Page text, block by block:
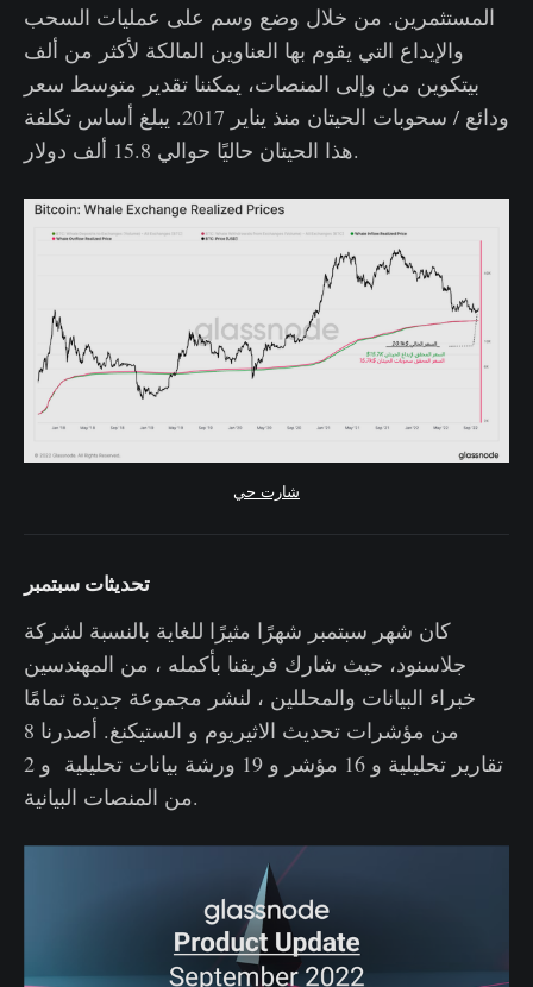
المستثمرين. من خلال وضع وسم على عمليات السحب
والإيداع التي يقوم بها العناوين المالكة لأكثر من ألف
بيتكوين من وإلى المنصات، يمكننا تقدير متوسط ​​سعر
ودائع / سحوبات الحيتان منذ يناير 2017. يبلغ أساس تكلفة
هذا الحيتان حاليًا حوالي 15.8 ألف دولار.
شارت حي
تحديثات سبتمبر
كان شهر سبتمبر شهرًا مثيرًا للغاية بالنسبة لشركة
جلاسنود، حيث شارك فريقنا بأكمله ، من المهندسين
خبراء البيانات والمحللين ، لنشر مجموعة جديدة تمامًا
من مؤشرات تحديث الاثيريوم و الستيكنغ. أصدرنا 8
تقارير تحليلية و 16 مؤشر و 19 ورشة بيانات تحليلية و 2
من المنصات البيانية.